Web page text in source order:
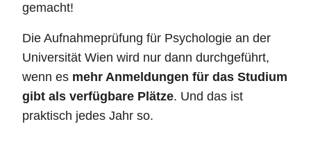
gemacht!
Die Aufnahmeprüfung für Psychologie an der
Universität Wien wird nur dann durchgeführt,
wenn es mehr Anmeldungen für das Studium
gibt als verfügbare Plätze. Und das ist
praktisch jedes Jahr so.